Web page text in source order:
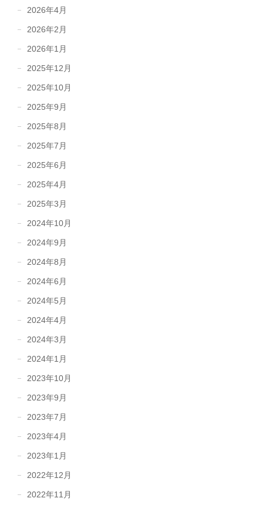
2026年4月
2026年2月
2026年1月
2025年12月
2025年10月
2025年9月
2025年8月
2025年7月
2025年6月
2025年4月
2025年3月
2024年10月
2024年9月
2024年8月
2024年6月
2024年5月
2024年4月
2024年3月
2024年1月
2023年10月
2023年9月
2023年7月
2023年4月
2023年1月
2022年12月
2022年11月